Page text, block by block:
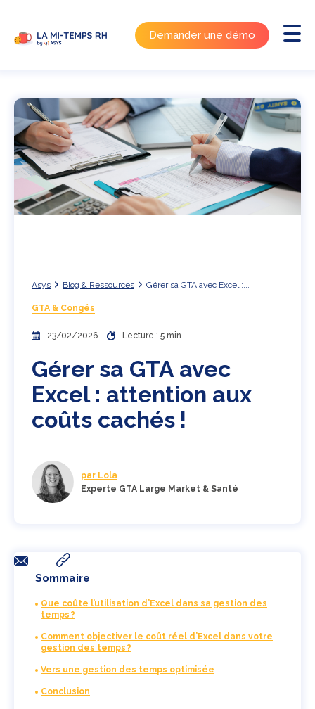
Demander une démo
Asys Blog & Ressources Gérer sa GTA avec Excel :...
GTA & Congés
23/02/2026 Lecture : 5 min
Gérer sa GTA avec
Excel : attention aux
coûts cachés !
par Lola
Experte GTA Large Market & Santé
Sommaire
Que coûte l’utilisation d’Excel dans sa gestion des
temps ?
Comment objectiver le coût réel d’Excel dans votre
gestion des temps ?
Vers une gestion des temps optimisée
Conclusion